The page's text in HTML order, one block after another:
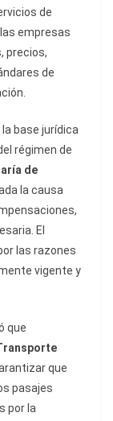
de
empresas
precios,
de
base jurídica
régimen de
de
la causa
El
las razones
vigente y
que
que
pasajes
por la